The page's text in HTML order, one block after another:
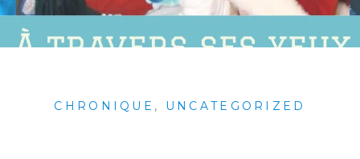
CHRONIQUE , UNCATEGORIZED